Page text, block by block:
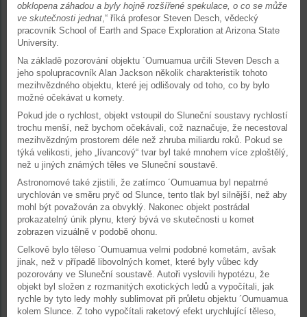
obklopena záhadou a byly hojně rozšířené spekulace, o co se může
ve skutečnosti jednat,“ říká profesor Steven Desch, vědecký
pracovník School of Earth and Space Exploration at Arizona State
University.
Na základě pozorování objektu ´Oumuamua určili Steven Desch a
jeho spolupracovník Alan Jackson několik charakteristik tohoto
mezihvězdného objektu, které jej odlišovaly od toho, co by bylo
možné očekávat u komety.
Pokud jde o rychlost, objekt vstoupil do Sluneční soustavy rychlostí
trochu menší, než bychom očekávali, což naznačuje, že necestoval
mezihvězdným prostorem déle než zhruba miliardu roků. Pokud se
týká velikosti, jeho „lívancový“ tvar byl také mnohem více zploštělý,
než u jiných známých těles ve Sluneční soustavě.
Astronomové také zjistili, že zatímco ´Oumuamua byl nepatrné
urychlován ve směru pryč od Slunce, tento tlak byl silnější, než aby
mohl být považován za obvyklý. Nakonec objekt postrádal
prokazatelný únik plynu, který bývá ve skutečnosti u komet
zobrazen vizuálně v podobě ohonu.
Celkově bylo těleso ´Oumuamua velmi podobné kometám, avšak
jinak, než v případě libovolných komet, které byly vůbec kdy
pozorovány ve Sluneční soustavě. Autoři vyslovili hypotézu, že
objekt byl složen z rozmanitých exotických ledů a vypočítali, jak
rychle by tyto ledy mohly sublimovat při průletu objektu ´Oumuamua
kolem Slunce. Z toho vypočítali raketový efekt urychlující těleso,